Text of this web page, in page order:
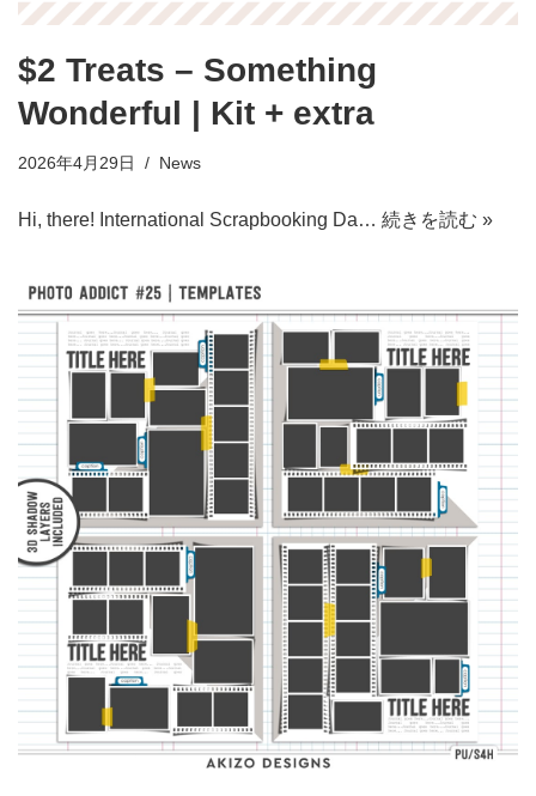
$2 Treats – Something
Wonderful | Kit + extra
2026年4月29日 News
Hi, there! International Scrapbooking Da… 続きを読む »